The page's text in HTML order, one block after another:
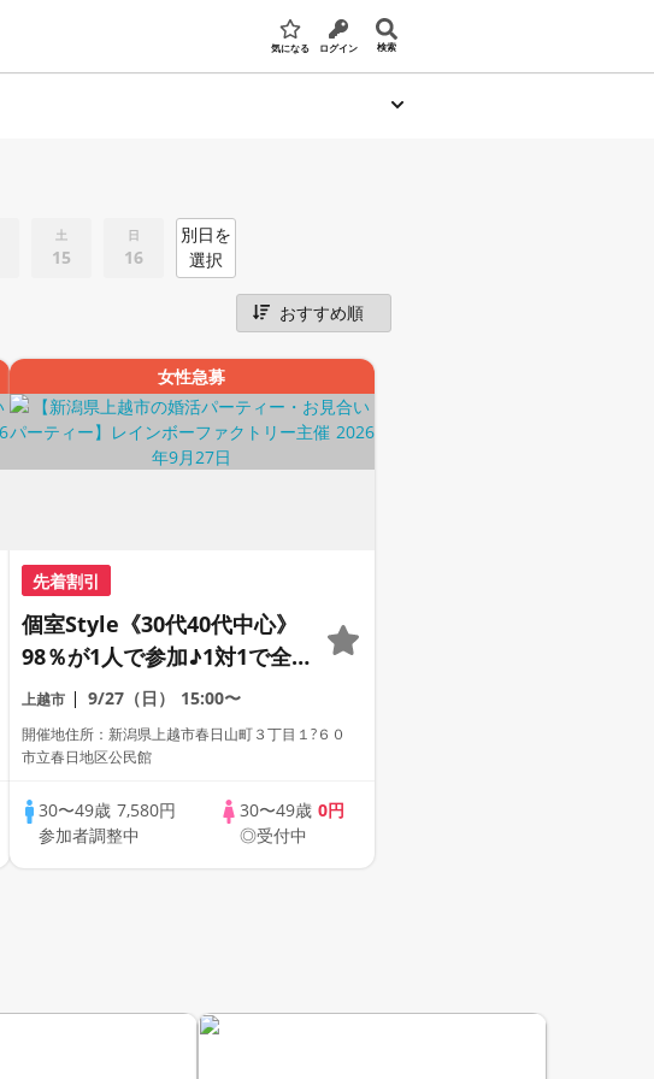
気になる ログイン 検索
土
15
日
16
別日を
選択
女性急募
先着割引
個室Style《30代40代中心》
98％が1人で参加♪1対1で全
員トーク☆誠実な方への婚活
パーティー
上越市 9/27（日） 15:00〜
開催地住所：新潟県上越市春日山町３丁目１?６０
市立春日地区公民館
30〜49歳7,580円
参加者調整中
30〜49歳 0円
◎受付中